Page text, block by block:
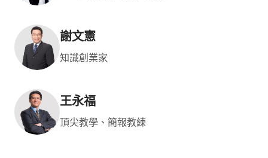
謝文憲
知識創業家
王永福
頂尖教學、簡報教練